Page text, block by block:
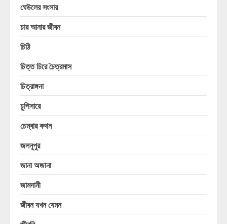
ঘেউলের সংসার
চার আনার জীবন
চিঠি
চিত্ত চিরে চৈত্রমাস
চিত্রাঙ্গনা
চুপিসারে
চেম্বার কথন
জলনূপুর
জানা অজানা
জামদানী
জীবন যখন যেমন